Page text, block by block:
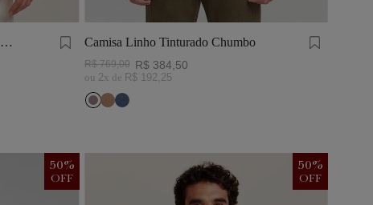
Camisa Linho Tinturado Chumbo
R$ 769,00 R$ 384 50
ou 2x de R$ 192 25
50%
OFF
50%
OFF